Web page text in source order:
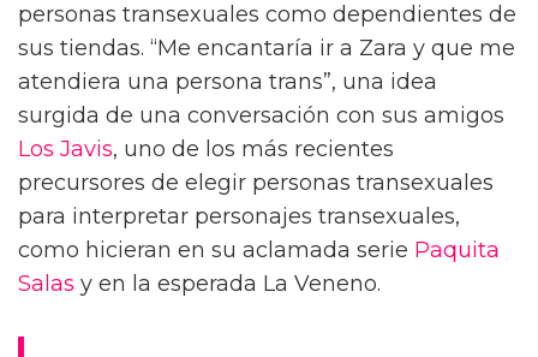
personas transexuales como dependientes de
sus tiendas. “Me encantaría ir a Zara y que me
atendiera una persona trans”, una idea
surgida de una conversación con sus amigos
Los Javis, uno de los más recientes
precursores de elegir personas transexuales
para interpretar personajes transexuales,
como hicieran en su aclamada serie Paquita
Salas y en la esperada La Veneno.